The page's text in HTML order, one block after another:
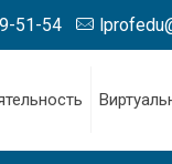
51-54